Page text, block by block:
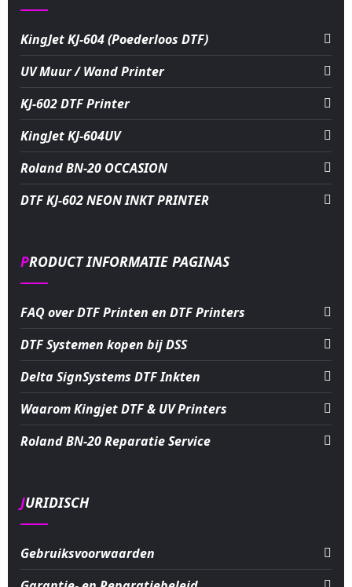
KingJet KJ-604 (Poederloos DTF)
UV Muur / Wand Printer
KJ-602 DTF Printer
KingJet KJ-604UV
Roland BN-20 OCCASION
DTF KJ-602 NEON INKT PRINTER
PRODUCT INFORMATIE PAGINAS
FAQ over DTF Printen en DTF Printers
DTF Systemen kopen bij DSS
Delta SignSystems DTF Inkten
Waarom Kingjet DTF & UV Printers
Roland BN-20 Reparatie Service
JURIDISCH
Gebruiksvoorwaarden